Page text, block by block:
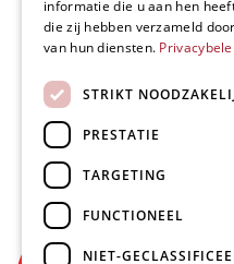
09 253 49 57
© Delmo 2026-
informatie die u aan hen
die zij hebben verzameld
van hun diensten.
STRIKT
PRESTATIE
TARGETING
FUNCTIONEEL
NIET-